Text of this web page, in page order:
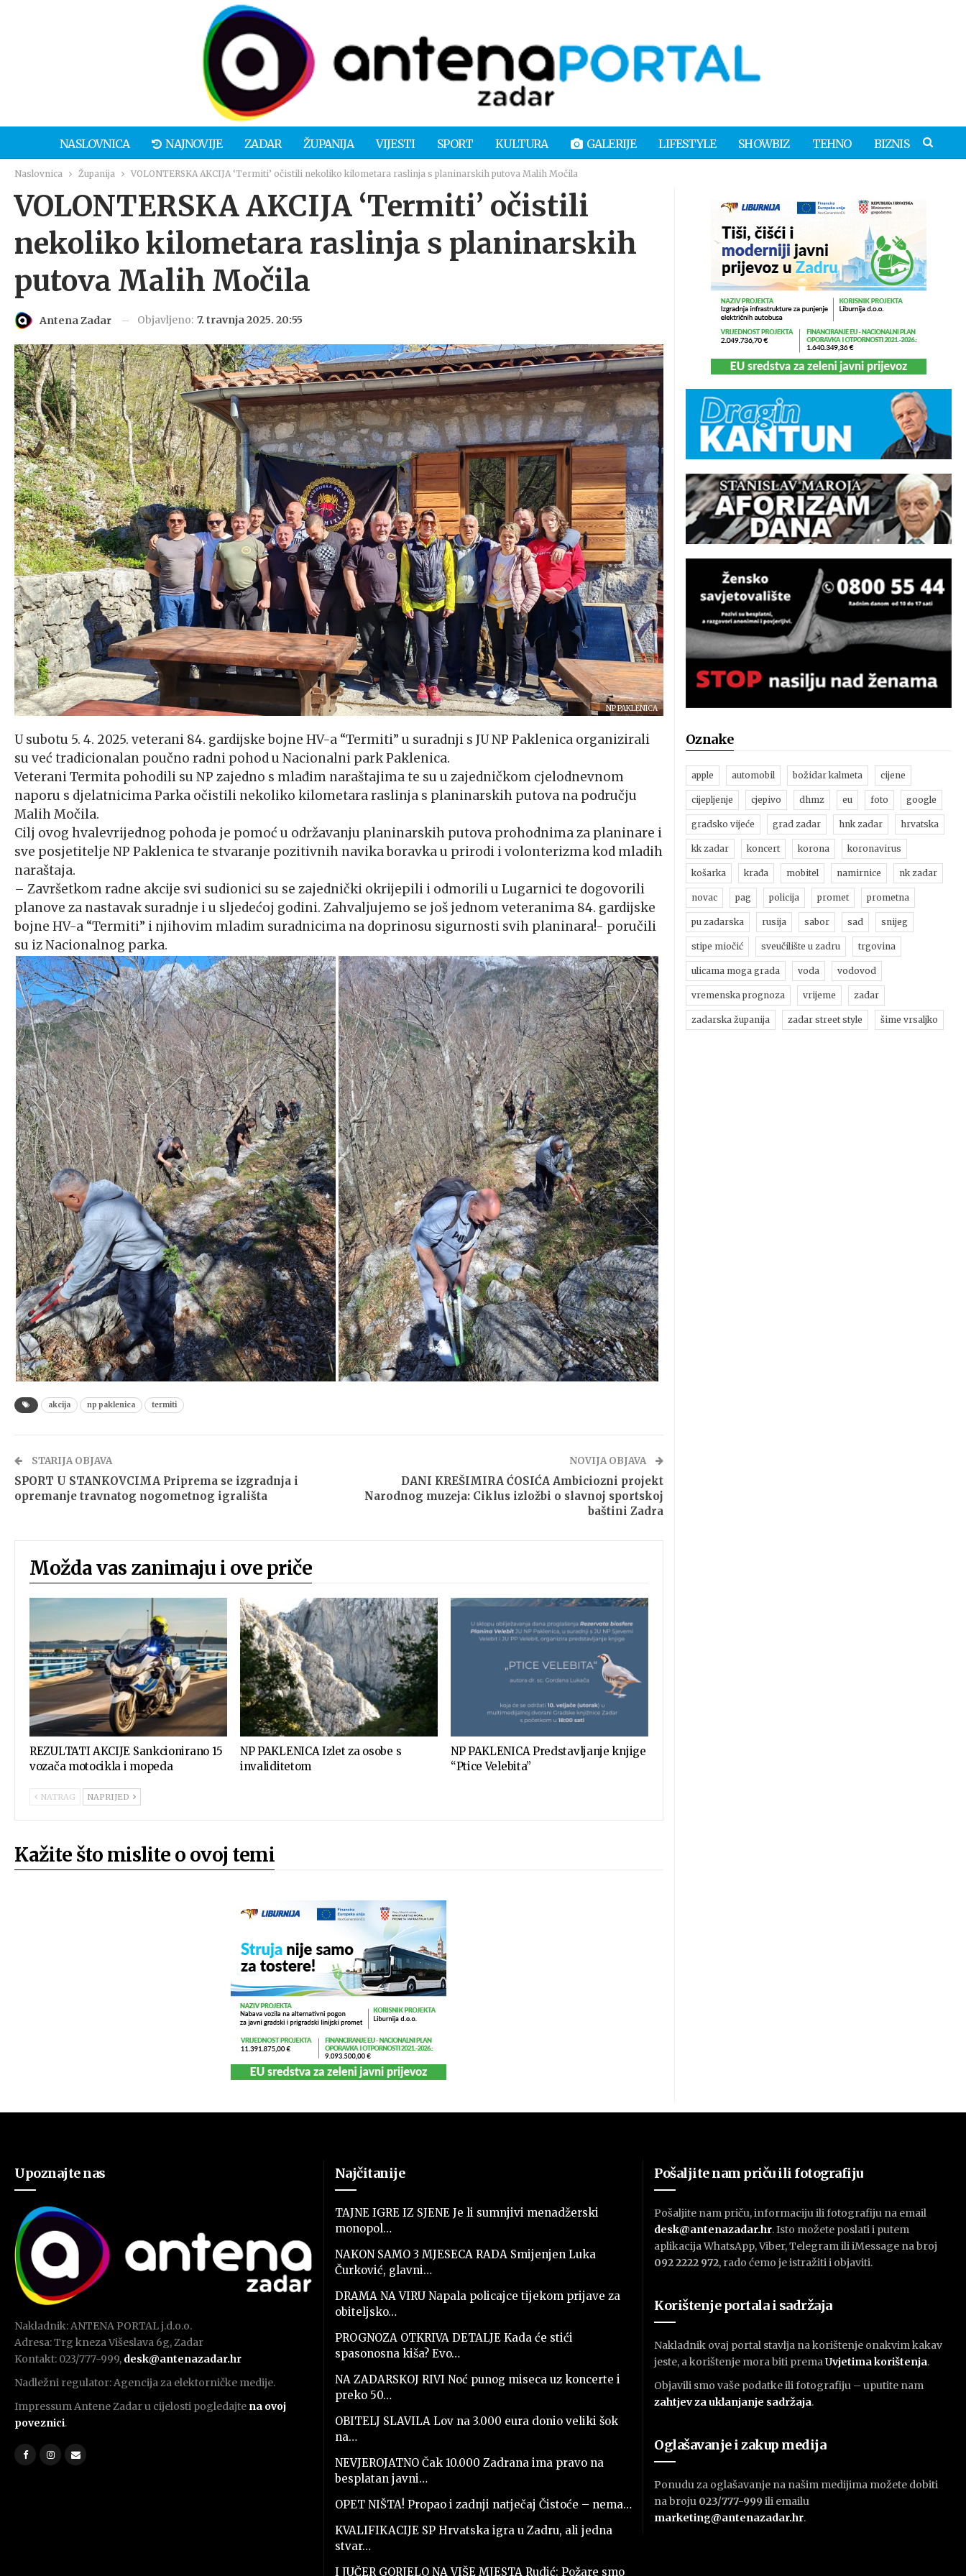
NASLOVNICA NAJNOVIJE ZADAR ŽUPANIJA VIJESTI SPORT KULTURA GALERIJE LIFESTYLE SHOWBIZ TEHNO BIZNIS
Naslovnica Županija VOLONTERSKA AKCIJA ‘Termiti’ očistili nekoliko kilometara raslinja s planinarskih putova Malih Močila
VOLONTERSKA AKCIJA ‘Termiti’ očistili
nekoliko kilometara raslinja s planinarskih
putova Malih Močila
Antena Zadar Objavljeno: 7. travnja 2025. 20:55
NP PAKLENICA
U subotu 5. 4. 2025. veterani 84. gardijske bojne HV-a “Termiti” u suradnji s JU NP Paklenica organizirali
su već tradicionalan poučno radni pohod u Nacionalni park Paklenica.
Veterani Termita pohodili su NP zajedno s mlađim naraštajima te su u zajedničkom cjelodnevnom
naporu s djelatnicima Parka očistili nekoliko kilometara raslinja s planinarskih putova na području
Malih Močila.
Cilj ovog hvalevrijednog pohoda je pomoć u održavanju planinarskih putova prohodnima za planinare i
sve posjetitelje NP Paklenica te stvaranje pozitivnih navika boravka u prirodi i volonterizma kod mladih
naraštaja.
– Završetkom radne akcije svi sudionici su se zajednički okrijepili i odmorili u Lugarnici te dogovorili
planove za nastavak suradnje i u sljedećoj godini. Zahvaljujemo se još jednom veteranima 84. gardijske
bojne HV-a “Termiti” i njihovim mladim suradnicima na doprinosu sigurnosti svih planinara!- poručili
su iz Nacionalnog parka.
akcija np paklenica termiti
STARIJA OBJAVA
SPORT U STANKOVCIMA Priprema se izgradnja i
opremanje travnatog nogometnog igrališta
NOVIJA OBJAVA
DANI KREŠIMIRA ĆOSIĆA Ambiciozni projekt
Narodnog muzeja: Ciklus izložbi o slavnoj sportskoj
baštini Zadra
Možda vas zanimaju i ove priče
REZULTATI AKCIJE Sankcionirano 15
vozača motocikla i mopeda
NP PAKLENICA Izlet za osobe s
invaliditetom
NP PAKLENICA Predstavljanje knjige
“Ptice Velebita”
NATRAG NAPRIJED
Kažite što mislite o ovoj temi
Oznake
apple automobil božidar kalmeta cijene
cijepljenje cjepivo dhmz eu foto google
gradsko vijeće grad zadar hnk zadar hrvatska
kk zadar koncert korona koronavirus
košarka krađa mobitel namirnice nk zadar
novac pag policija promet prometna
pu zadarska rusija sabor sad snijeg
stipe miočić sveučilište u zadru trgovina
ulicama moga grada voda vodovod
vremenska prognoza vrijeme zadar
zadarska županija zadar street style šime vrsaljko
Upoznajte nas
Nakladnik: ANTENA PORTAL j.d.o.o.
Adresa: Trg kneza Višeslava 6g, Zadar
Kontakt: 023/777-999, desk@antenazadar.hr
Nadležni regulator: Agencija za elektorničke medije.
Impressum Antene Zadar u cijelosti pogledajte na ovoj
poveznici.
Najčitanije
TAJNE IGRE IZ SJENE Je li sumnjivi menadžerski
monopol…
NAKON SAMO 3 MJESECA RADA Smijenjen Luka
Čurković, glavni…
DRAMA NA VIRU Napala policajce tijekom prijave za
obiteljsko…
PROGNOZA OTKRIVA DETALJE Kada će stići
spasonosna kiša? Evo…
NA ZADARSKOJ RIVI Noć punog miseca uz koncerte i
preko 50…
OBITELJ SLAVILA Lov na 3.000 eura donio veliki šok
na…
NEVJEROJATNO Čak 10.000 Zadrana ima pravo na
besplatan javni…
OPET NIŠTA! Propao i zadnji natječaj Čistoće – nema…
KVALIFIKACIJE SP Hrvatska igra u Zadru, ali jedna
stvar…
I JUČER GORJELO NA VIŠE MJESTA Rudić: Požare smo
Pošaljite nam priču ili fotografiju
Pošaljite nam priču, informaciju ili fotografiju na email
desk@antenazadar.hr. Isto možete poslati i putem
aplikacija WhatsApp, Viber, Telegram ili iMessage na broj
092 2222 972, rado ćemo je istražiti i objaviti.
Korištenje portala i sadržaja
Nakladnik ovaj portal stavlja na korištenje onakvim kakav
jeste, a korištenje mora biti premaUvjetima korištenja.
Objavili smo vaše podatke ili fotografiju – uputite nam
zahtjev za uklanjanje sadržaja.
Oglašavanje i zakup medija
Ponudu za oglašavanje na našim medijima možete dobiti
na broju 023/777-999 ili emailu
marketing@antenazadar.hr.